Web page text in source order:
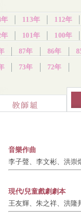
年 113年 112年
年 101年 100年
87年 86年
73年 72年
音樂作曲
李子聲、李文彬、洪崇
現代/兒童戲劇劇本
王友輝、朱之祥、洪隆